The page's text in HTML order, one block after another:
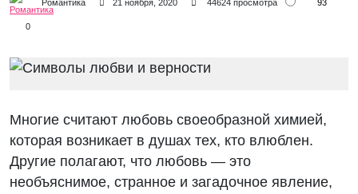
Романтика 21 ноября, 2020 44624 просмотра 93
0
Многие считают любовь своеобразной химией,
которая возникает в душах тех, кто влюблен.
Другие полагают, что любовь — это
необъяснимое, странное и загадочное явление,